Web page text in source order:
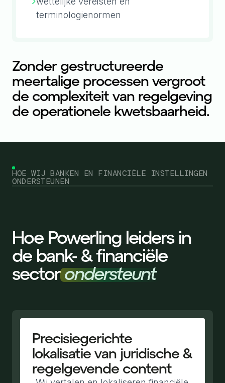
terminologienormen
Zonder gestructureerde
meertalige processen vergroot
de complexiteit van regelgeving
de operationele kwetsbaarheid.
HOE WIJ BANKEN EN FINANCIËLE INSTELLINGEN
ONDERSTEUNEN
Hoe Powerling leiders in
de bank- & financiële
sectorondersteunt
Precisiegerichte
lokalisatie van juridische &
regelgevende content